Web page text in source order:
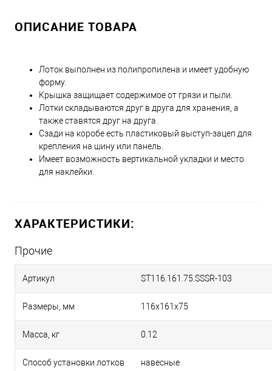
ОПИСАНИЕ ТОВАРА
Лоток выполнен из полипропилена и имеет удобную
форму.
Крышка защищает содержимое от грязи и пыли.
Лотки складываются друг в друга для хранения, а
также ставятся друг на друга.
Сзади на коробе есть пластиковый выступ-зацеп для
крепления на шину или панель.
Имеет возможность вертикальной укладки и место
для наклейки.
ХАРАКТЕРИСТИКИ:
Прочие
Артикул ST116.161.75.SSSR-103
Размеры, мм 116х161х75
Масса, кг 0.12
Способ установки лотков навесные